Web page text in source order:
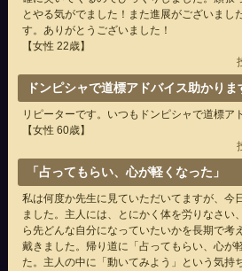
とやる気がでました！また進展がございまし
す。ありがとうございました！
【女性 22歳】
ドンピシャで道標アドバイス助かりま
リピーターです。いつもドンピシャで道標ア
【女性 60歳】
「占ってもらい、心が軽くなった」
私は何度か先生に見ていただいてますが、今
ました。主人には、とにかく体を労りなさい
ら先どんな自分になっていたいかを長期で考
戴きました。帰り道に「占ってもらい、心が
た。主人の中に「動いてみよう」という気持